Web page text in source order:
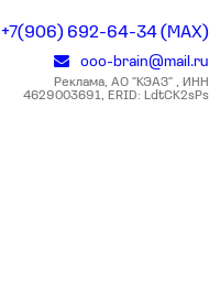
+7(906) 692-64-34 (MAX)
ooo-brain@mail.ru
Реклама, АО "КЭАЗ" , ИНН
4629003691, ERID: LdtCK2sPs